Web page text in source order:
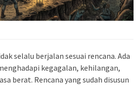
selalu berjalan sesuai rencana. Ada
kegagalan, kehilangan,
berat. Rencana yang sudah disusun